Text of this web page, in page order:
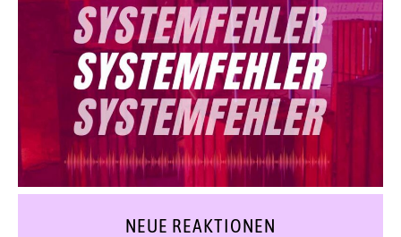
NEUE REAKTIONEN